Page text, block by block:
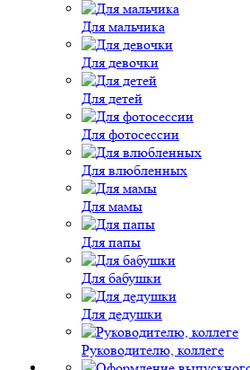
Для мальчика
Для девочки
Для детей
Для фотосессии
Для влюбленных
Для мамы
Для папы
Для бабушки
Для дедушки
Руководителю, коллеге